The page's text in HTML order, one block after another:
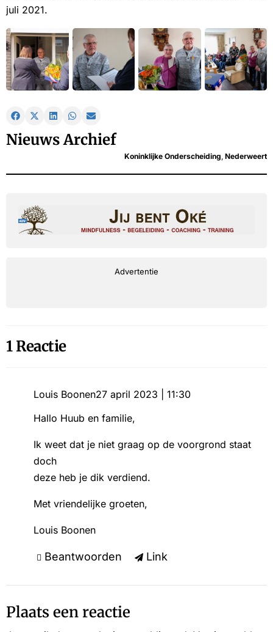
juli 2021.
Nieuws Archief
Koninklijke Onderscheiding, Nederweert
Advertentie
1 Reactie
Louis Boonen27 april 2023 | 11:30
Hallo Huub en familie,
Ik weet dat je niet graag op de voorgrond staat
doch
deze heb je dik verdiend.
Met vriendelijke groeten,
Louis Boonen
Beantwoorden Link
Plaats een reactie